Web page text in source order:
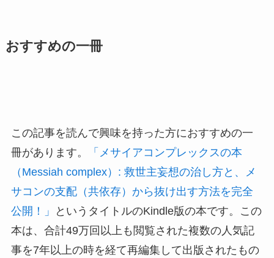
おすすめの一冊
この記事を読んで興味を持った方におすすめの一
冊があります。
「メサイアコンプレックスの本
（Messiah complex）: 救世主妄想の治し方と、メ
サコンの支配（共依存）から抜け出す方法を完全
公開！」
というタイトルのKindle版の本です。この
本は、合計49万回以上も閲覧された複数の人気記
事を7年以上の時を経て再編集して出版されたもの